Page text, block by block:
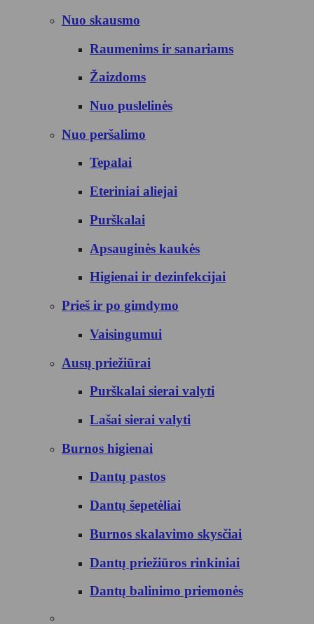
Nuo skausmo
Raumenims ir sanariams
Žaizdoms
Nuo puslelinės
Nuo peršalimo
Tepalai
Eteriniai aliejai
Purškalai
Apsauginės kaukės
Higienai ir dezinfekcijai
Prieš ir po gimdymo
Vaisingumui
Ausų priežiūrai
Purškalai sierai valyti
Lašai sierai valyti
Burnos higienai
Dantų pastos
Dantų šepetėliai
Burnos skalavimo skysčiai
Dantų priežiūros rinkiniai
Dantų balinimo priemonės